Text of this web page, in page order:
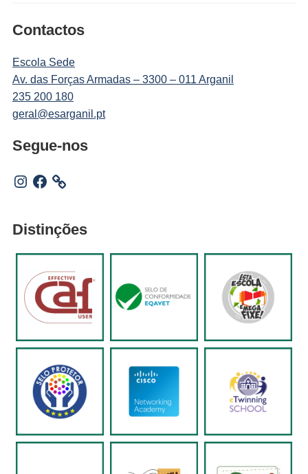
Contactos
Escola Sede
Av. das Forças Armadas – 3300 – 011 Arganil
235 200 180
geral@esarganil.pt
Segue-nos
Instagram
Facebook
Distinções